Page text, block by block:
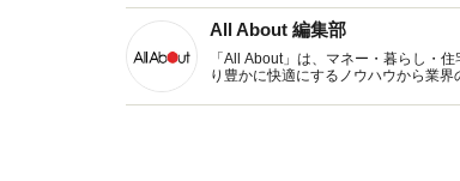
All About 編集部
「All About」は、マネー・暮らし・
り豊かに快適にするノウハウから業